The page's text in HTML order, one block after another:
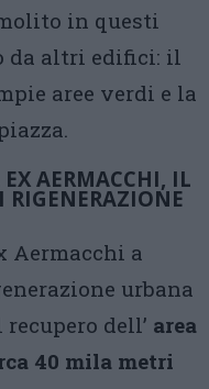
in questi
da altri edifici: il
aree verdi e la
AERMACCHI, IL
RIGENERAZIONE
Aermacchi a
urbana
dell’ area
40 mila metri